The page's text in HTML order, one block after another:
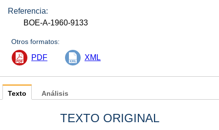
Referencia:
BOE-A-1960-9133
Otros formatos:
PDF XML
Texto
TEXTO ORIGINAL
Análisis